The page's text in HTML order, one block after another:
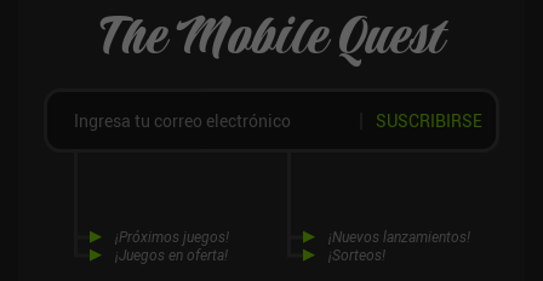
The Mobile Quest
¡Próximos juegos!
¡Juegos en oferta!
¡Nuevos lanzamientos!
¡Sorteos!
SUSCRIBIRSE